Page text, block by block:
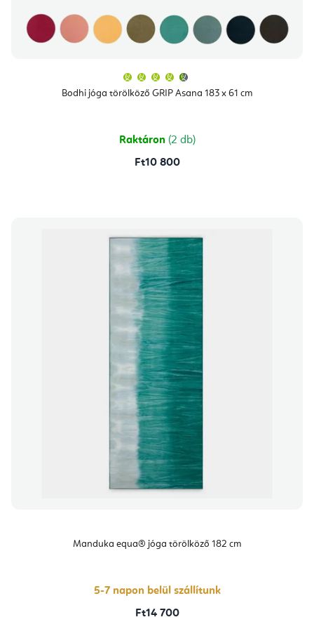
Bodhi jóga törölköző GRIP Asana 183 x 61 cm
átlagos
értékelése
csillag.
Raktáron (2 db)
Ft10 800
Manduka equa® jóga törölköző 182 cm
5-7 napon belül szállítunk
Ft14 700